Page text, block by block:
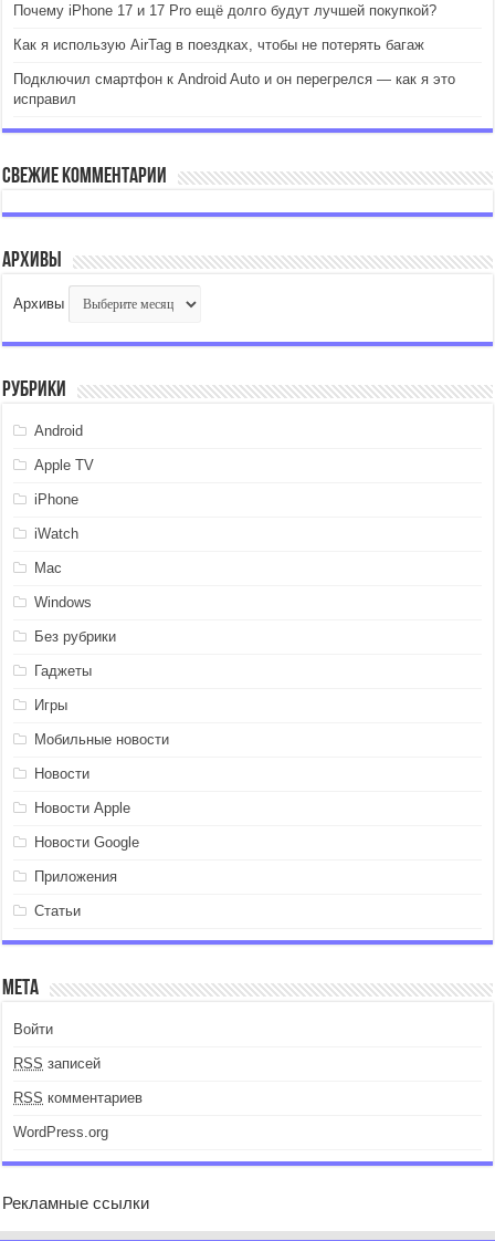
Почему iPhone 17 и 17 Pro ещё долго будут лучшей покупкой?
Как я использую AirTag в поездках, чтобы не потерять багаж
Подключил смартфон к Android Auto и он перегрелся — как я это
исправил
Свежие комментарии
Архивы
Архивы
Рубрики
Android
Apple TV
iPhone
iWatch
Mac
Windows
Без рубрики
Гаджеты
Игры
Мобильные новости
Новости
Новости Apple
Новости Google
Приложения
Статьи
Мета
Войти
RSS записей
RSS комментариев
WordPress.org
Рекламные ссылки